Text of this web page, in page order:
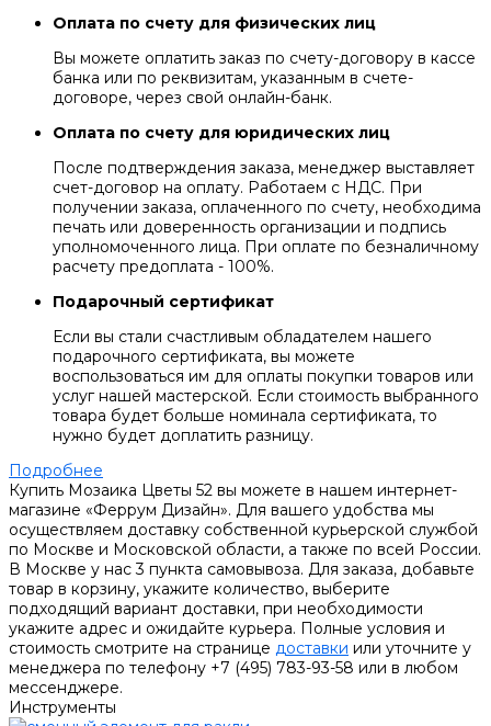
Оплата по счету для физических лиц
Вы можете оплатить заказ по счету-договору в кассе
банка или по реквизитам, указанным в счете-
договоре, через свой онлайн-банк.
Оплата по счету для юридических лиц
После подтверждения заказа, менеджер выставляет
счет-договор на оплату. Работаем с НДС. При
получении заказа, оплаченного по счету, необходима
печать или доверенность организации и подпись
уполномоченного лица. При оплате по безналичному
расчету предоплата - 100%.
Подарочный сертификат
Если вы стали счастливым обладателем нашего
подарочного сертификата, вы можете
воспользоваться им для оплаты покупки товаров или
услуг нашей мастерской. Если стоимость выбранного
товара будет больше номинала сертификата, то
нужно будет доплатить разницу.
Подробнее
Купить Мозаика Цветы 52 вы можете в нашем интернет-
магазине «Феррум Дизайн». Для вашего удобства мы
осуществляем доставку собственной курьерской службой
по Москве и Московской области, а также по всей России.
В Москве у нас 3 пункта самовывоза. Для заказа, добавьте
товар в корзину, укажите количество, выберите
подходящий вариант доставки, при необходимости
укажите адрес и ожидайте курьера. Полные условия и
стоимость смотрите на странице доставки или уточните у
менеджера по телефону +7 (495) 783-93-58 или в любом
мессенджере.
Инструменты